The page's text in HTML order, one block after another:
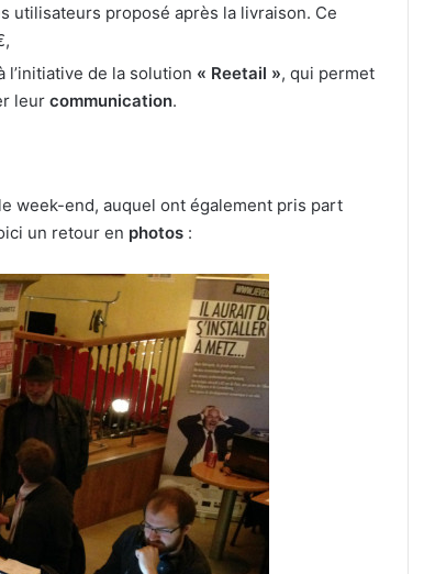
utilisateurs proposé après la livraison. Ce
l’initiative de la solution « Reetail », qui permet
leur communication.
week-end, auquel ont également pris part
un retour en photos: